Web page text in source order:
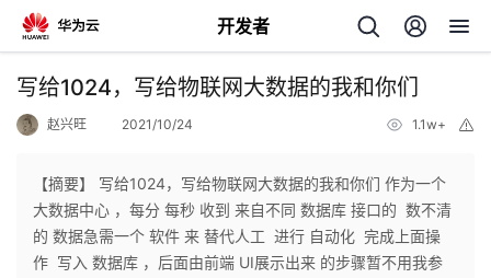
开发者
返
个
写给1024，写给物联网大数据的我和你们
赵兴旺 2021/10/24 1.1w+
【摘要】 写给1024，写给物联网大数据的我和你们 作为一个
大数据中心 ，每分 每秒 收到 来自不同 数据库 接口的 数不清
的 数据急需一个 软件 来 替代人工 进行 自动化 完成上面操
作 写入 数据库 ，后面由前端 UI展示出来 的步骤暂不用我参